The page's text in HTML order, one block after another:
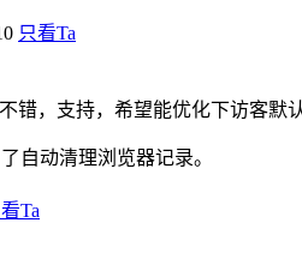
只看Ta
不错，支持，希望能优化下访客默
自动清理浏览器记录。
Ta